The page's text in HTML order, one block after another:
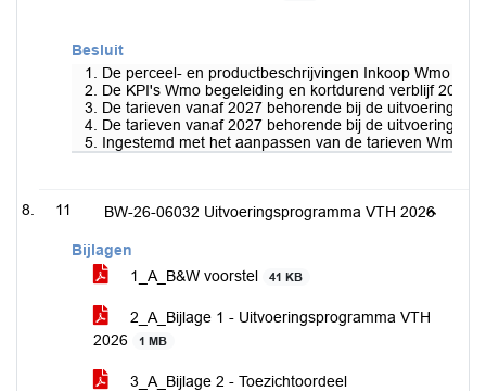
Besluit
1. De perceel- en productbeschrijvingen Inkoop Wmo
2. De KPI's Wmo begeleiding en kortdurend verblijf 2024
3. De tarieven vanaf 2027 behorende bij de
4. De tarieven vanaf 2027 behorende bij de
5. Ingestemd met het aanpassen van de tarieven Wmo
11 BW-26-06032 Uitvoeringsprogramma VTH 2026
Bijlagen
1_A_B&W voorstel
41 KB
2_A_Bijlage 1 - Uitvoeringsprogramma VTH
2026
1 MB
3_A_Bijlage 2 - Toezichtoordeel